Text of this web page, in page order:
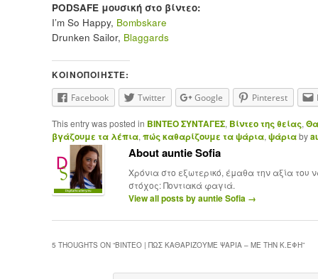
PODSAFE μουσική στο βίντεο:
I’m So Happy, Bombskare
Drunken Sailor, Blaggards
ΚΟΙΝΟΠΟΙΉΣΤΕ:
Facebook Twitter Google Pinterest
This entry was posted in ΒΙΝΤΕΟ ΣΥΝΤΑΓΕΣ, Βίντεο της θείας,
βγάζουμε τα λέπια, πώς καθαρίζουμε τα ψάρια, ψάριαby
About auntie Sofia
Χρόνια στο εξωτερικό, έμαθα την αξία του
στόχος: Ποντιακά φαγιά.
View all posts by auntie Sofia →
5 THOUGHTS ON “ΒΙΝΤΕΟ | ΠΏΣ ΚΑΘΑΡΊΖΟΥΜΕ ΨΆΡΙΑ – ΜΕ ΤΗΝ Κ.ΈΦΗ”